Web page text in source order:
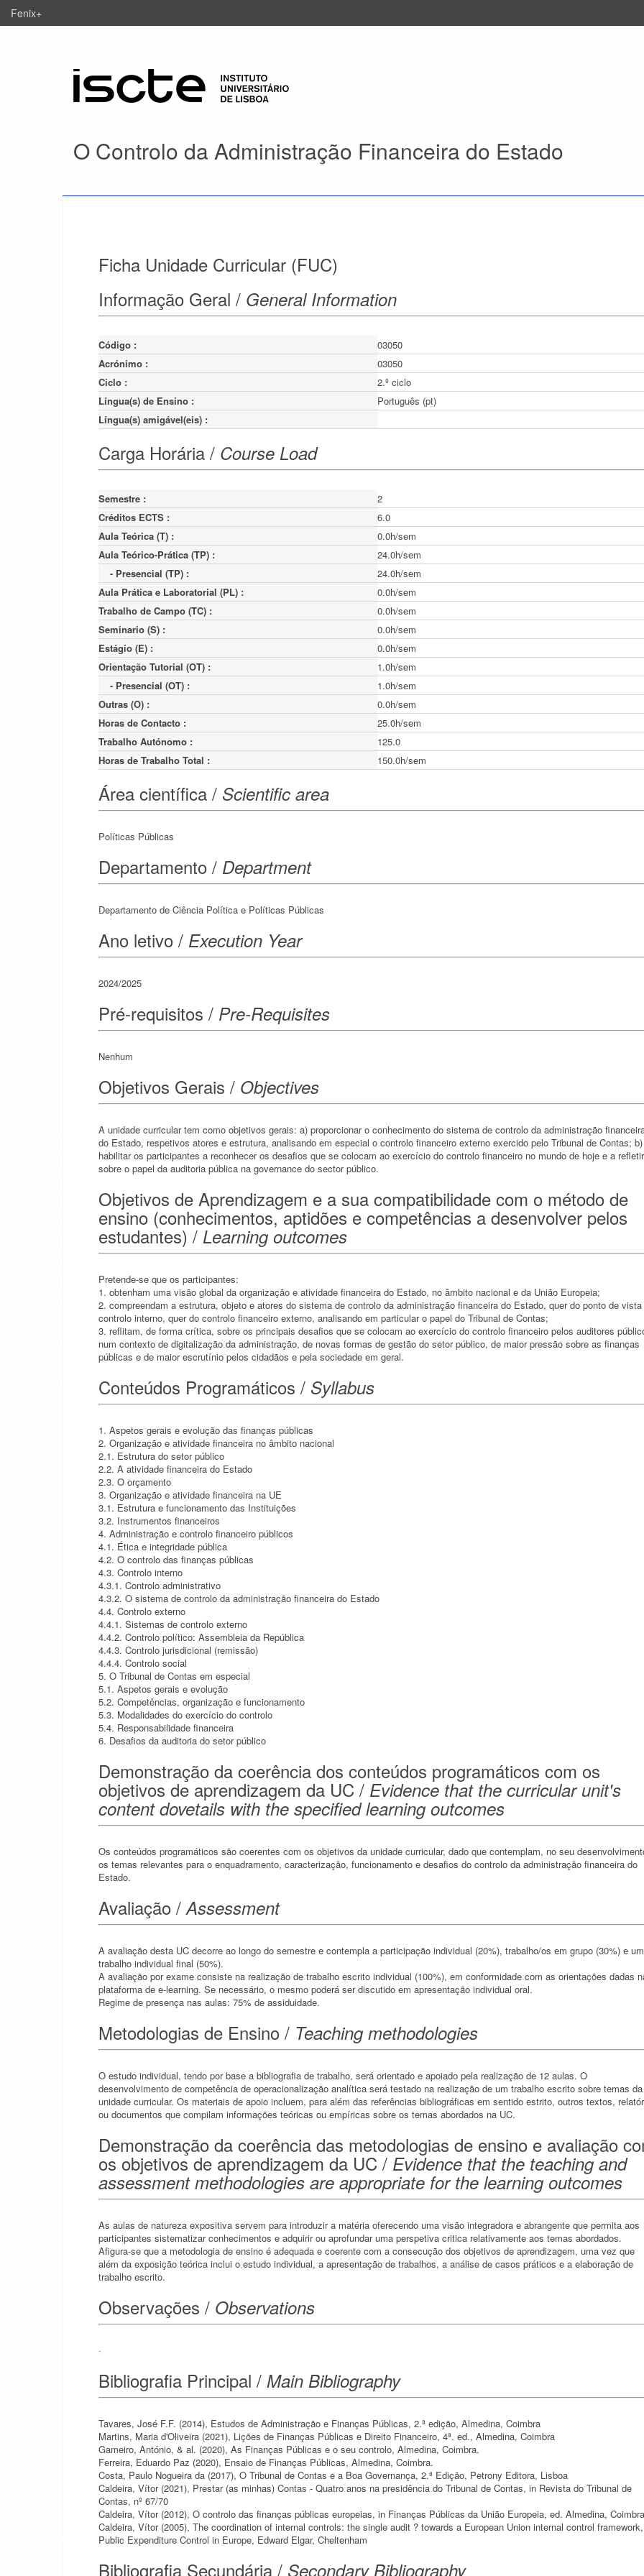
Fenix+
O Controlo da Administração Financeira do Estado
Ficha Unidade Curricular (FUC)
Informação Geral / General Information
Código :
03050
Acrónimo :
03050
Ciclo :
2.º ciclo
Língua(s) de Ensino :
Português (pt)
Língua(s) amigável(eis) :
Carga Horária / Course Load
Semestre :
2
Créditos ECTS :
6.0
Aula Teórica (T) :
0.0h/sem
Aula Teórico-Prática (TP) :
24.0h/sem
    - Presencial (TP) :
24.0h/sem
Aula Prática e Laboratorial (PL) :
0.0h/sem
Trabalho de Campo (TC) :
0.0h/sem
Seminario (S) :
0.0h/sem
Estágio (E) :
0.0h/sem
Orientação Tutorial (OT) :
1.0h/sem
    - Presencial (OT) :
1.0h/sem
Outras (O) :
0.0h/sem
Horas de Contacto :
25.0h/sem
Trabalho Autónomo :
125.0
Horas de Trabalho Total :
150.0h/sem
Área científica / Scientific area
Políticas Públicas
Departamento / Department
Departamento de Ciência Política e Políticas Públicas
Ano letivo / Execution Year
2024/2025
Pré-requisitos / Pre-Requisites
Nenhum
Objetivos Gerais / Objectives
A unidade curricular tem como objetivos gerais: a) proporcionar o conhecimento do sistema de controlo da administração
do Estado, respetivos atores e estrutura, analisando em especial o controlo financeiro externo exercido pelo Tribunal de Contas; b)
habilitar os participantes a reconhecer os desafios que se colocam ao exercício do controlo financeiro no mundo de hoje e a refletir
sobre o papel da auditoria pública na governance do sector público.
Objetivos de Aprendizagem e a sua compatibilidade com o método de
ensino (conhecimentos, aptidões e competências a desenvolver pelos
estudantes) / Learning outcomes
Pretende-se que os participantes:
1. obtenham uma visão global da organização e atividade financeira do Estado, no âmbito nacional e da União Europeia;
2. compreendam a estrutura, objeto e atores do sistema de controlo da administração financeira do Estado, quer do ponto de
controlo interno, quer do controlo financeiro externo, analisando em particular o papel do Tribunal de Contas;
3. reflitam, de forma crítica, sobre os principais desafios que se colocam ao exercício do controlo financeiro pelos auditores
num contexto de digitalização da administração, de novas formas de gestão do setor público, de maior pressão sobre as finanças
públicas e de maior escrutínio pelos cidadãos e pela sociedade em geral.
Conteúdos Programáticos / Syllabus
1. Aspetos gerais e evolução das finanças públicas
2. Organização e atividade financeira no âmbito nacional
2.1. Estrutura do setor público
2.2. A atividade financeira do Estado
2.3. O orçamento
3. Organização e atividade financeira na UE
3.1. Estrutura e funcionamento das Instituições
3.2. Instrumentos financeiros
4. Administração e controlo financeiro públicos
4.1. Ética e integridade pública
4.2. O controlo das finanças públicas
4.3. Controlo interno
4.3.1. Controlo administrativo
4.3.2. O sistema de controlo da administração financeira do Estado
4.4. Controlo externo
4.4.1. Sistemas de controlo externo
4.4.2. Controlo político: Assembleia da República
4.4.3. Controlo jurisdicional (remissão)
4.4.4. Controlo social
5. O Tribunal de Contas em especial
5.1. Aspetos gerais e evolução
5.2. Competências, organização e funcionamento
5.3. Modalidades do exercício do controlo
5.4. Responsabilidade financeira
6. Desafios da auditoria do setor público
Demonstração da coerência dos conteúdos programáticos com os
objetivos de aprendizagem da UC / Evidence that the curricular unit's
content dovetails with the specified learning outcomes
Os conteúdos programáticos são coerentes com os objetivos da unidade curricular, dado que contemplam, no seu
os temas relevantes para o enquadramento, caracterização, funcionamento e desafios do controlo da administração financeira do
Estado.
Avaliação /Assessment
A avaliação desta UC decorre ao longo do semestre e contempla a participação individual (20%), trabalho/os em grupo (30%) e um
trabalho individual final (50%).
A avaliação por exame consiste na realização de trabalho escrito individual (100%), em conformidade com as orientações dadas
plataforma de e-learning. Se necessário, o mesmo poderá ser discutido em apresentação individual oral.
Regime de presença nas aulas: 75% de assiduidade.
Metodologias de Ensino / Teaching methodologies
O estudo individual, tendo por base a bibliografia de trabalho, será orientado e apoiado pela realização de 12 aulas. O
desenvolvimento de competência de operacionalização analítica será testado na realização de um trabalho escrito sobre temas da
unidade curricular. Os materiais de apoio incluem, para além das referências bibliográficas em sentido estrito, outros textos,
ou documentos que compilam informações teóricas ou empíricas sobre os temas abordados na UC.
Demonstração da coerência das metodologias de ensino e avaliação
os objetivos de aprendizagem da UC / Evidence that the teaching and
assessment methodologies are appropriate for the learning outcomes
As aulas de natureza expositiva servem para introduzir a matéria oferecendo uma visão integradora e abrangente que permita aos
participantes sistematizar conhecimentos e adquirir ou aprofundar uma perspetiva critica relativamente aos temas abordados.
Afigura-se que a metodologia de ensino é adequada e coerente com a consecução dos objetivos de aprendizagem, uma vez que
além da exposição teórica inclui o estudo individual, a apresentação de trabalhos, a análise de casos práticos e a elaboração de
trabalho escrito.
Observações / Observations
·
Bibliografia Principal / Main Bibliography
Tavares, José F.F. (2014), Estudos de Administração e Finanças Públicas, 2.ª edição, Almedina, Coimbra
Martins, Maria d'Oliveira (2021), Lições de Finanças Públicas e Direito Financeiro, 4ª. ed., Almedina, Coimbra
Gameiro, António, & al. (2020), As Finanças Públicas e o seu controlo, Almedina, Coimbra.
Ferreira, Eduardo Paz (2020), Ensaio de Finanças Públicas, Almedina, Coimbra.
Costa, Paulo Nogueira da (2017), O Tribunal de Contas e a Boa Governança, 2.ª Edição, Petrony Editora, Lisboa
Caldeira, Vítor (2021), Prestar (as minhas) Contas - Quatro anos na presidência do Tribunal de Contas, in Revista do Tribunal de
Contas, nº 67/70
Caldeira, Vítor (2012), O controlo das finanças públicas europeias, in Finanças Públicas da União Europeia, ed. Almedina, Coimbra
Caldeira, Vítor (2005), The coordination of internal controls: the single audit ? towards a European Union internal control
Public Expenditure Control in Europe, Edward Elgar, Cheltenham
Bibliografia Secundária / Secondary Bibliography